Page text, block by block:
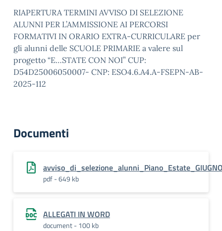
RIAPERTURA TERMINI AVVISO DI SELEZIONE
ALUNNI PER L’AMMISSIONE AI PERCORSI
FORMATIVI IN ORARIO EXTRA-CURRICULARE per
gli alunni delle SCUOLE PRIMARIE a valere sul
progetto “E…STATE CON NOI” CUP:
D54D25006050007- CNP: ESO4.6.A4.A-FSEPN-AB-
2025-112
Documenti
pdf - 649 kb
ALLEGATI IN WORD
document - 100 kb